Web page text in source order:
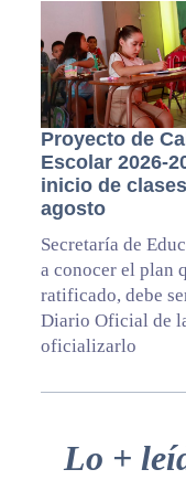
Proyecto de
Escolar 2026-
inicio de
agosto
Secretaría de
a conocer el plan
ratificado, debe
Diario Oficial de
oficializarlo
Primary
Lo +